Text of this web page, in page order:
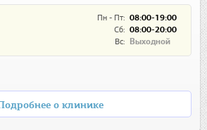
Пн - Пт: 08:00-19:00
Сб: 08:00-20:00
Вс:
Выходной
о клинике